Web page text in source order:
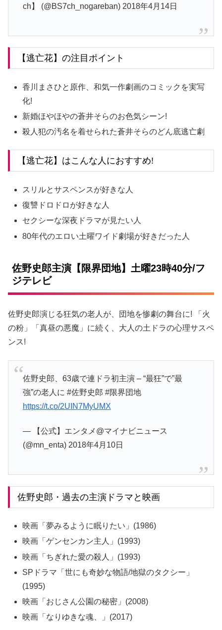
ch】 (@BS7ch_nogareban) 2018年4月14日
【逃亡花】の注目ポイント
香川まさひと原作、和気一作劇画のコミックを実写
化!
新婚ほやほやの蒼井そらのお色気シーン!
殺人犯の汚名を着せられた蒼井そらのどん底逃亡劇
【逃亡花】はこんな人におすすめ!
スリルとサスペンスが好きな人
復讐ドロドロが好きな人
セクシーな深夜ドラマが見たい人
80年代のエロい土曜ワイド劇場が好きだった人
佐野史郎主演【限界団地】土曜23時40分/フ
ジテレビ
佐野史郎演じる狂気の老人が、団地を惨劇の舞台に! 「火
の粉」「真昼の悪魔」に続く、大人の土ドラの心理サスペ
ンス!
佐野史郎、63歳で連ドラ初主演 – “最狂”で”最
強”の老人に #佐野史郎 #限界団地
https://t.co/2UIN7MyUMX
— 【公式】エンタメ@マイナビニュース
(@mn_enta) 2018年4月10日
佐野史郎・過去の主演ドラマと映画
映画「夢みるように眠りたい」(1986)
映画「ゲンセンカン主人」(1993)
映画「ちぎれた愛の殺人」(1993)
SPドラマ「世にも奇妙な物語/地獄のタクシー」
(1995)
映画「おじさん公園の秘密」(2008)
映画「なりゆきな魂、」(2017)